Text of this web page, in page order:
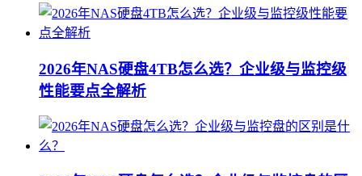
2026年NAS硬盘4TB怎么选？企业级与监控级
性能要点全解析